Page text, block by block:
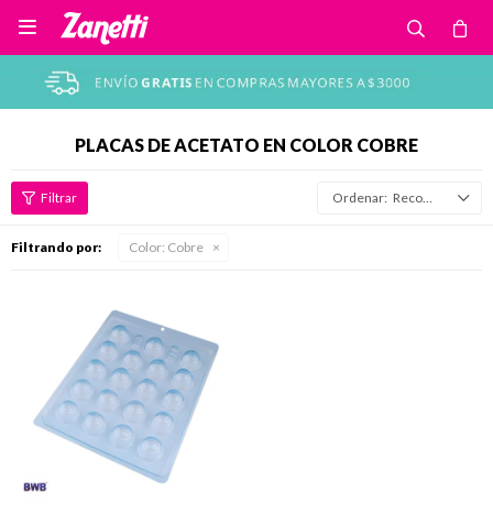

PLACAS DE ACETATO EN COLOR COBRE
Recomendados
Filtrando por: Color: Cobre